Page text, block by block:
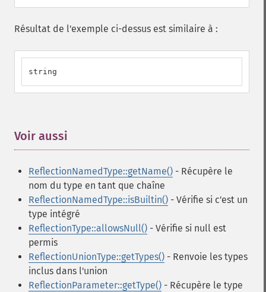
Résultat de l'exemple ci-dessus est similaire à :
string
Voir aussi
ReflectionNamedType::getName() - Récupère le
nom du type en tant que chaîne
ReflectionNamedType::isBuiltin() - Vérifie si c'est un
type intégré
ReflectionType::allowsNull() - Vérifie si null est
permis
ReflectionUnionType::getTypes() - Renvoie les types
inclus dans l'union
ReflectionParameter::getType() - Récupère le type